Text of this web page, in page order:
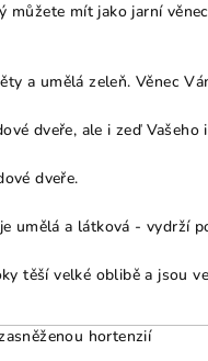
můžete mít jako jarní
a umělá zeleň. Věnec
dveře, ale i zeď Vašeho
dveře.
umělá a látková - vydrží
těší velké oblibě a jsou
hortenzií